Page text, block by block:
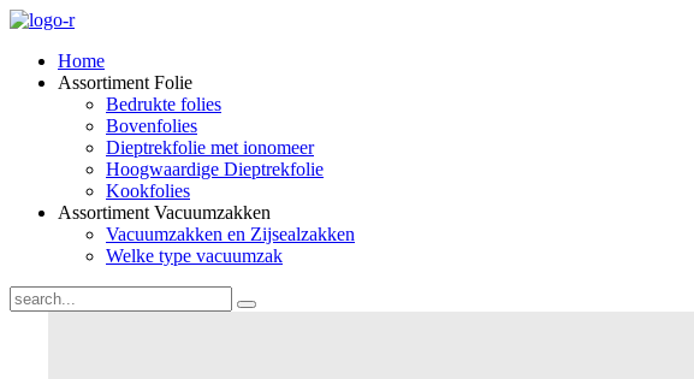
Home
Assortiment Folie
Bedrukte folies
Bovenfolies
Dieptrekfolie met ionomeer
Hoogwaardige Dieptrekfolie
Kookfolies
Assortiment Vacuumzakken
Vacuumzakken en Zijsealzakken
Welke type vacuumzak